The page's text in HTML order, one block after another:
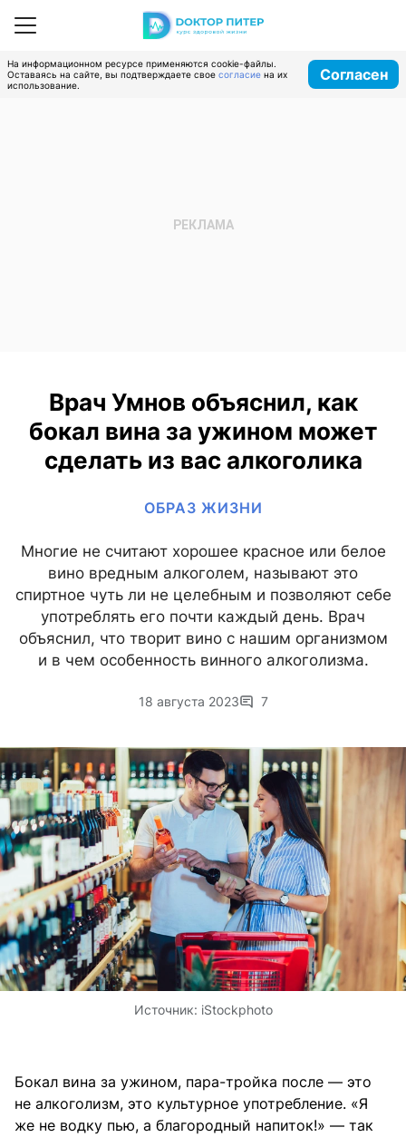
На информационном ресурсе применяются cookie-файлы.
Оставаясь на сайте, вы подтверждаете свое согласие на их
использование.
Согласен
Врач Умнов объяснил, как
бокал вина за ужином может
сделать из вас алкоголика
ОБРАЗ ЖИЗНИ
Многие не считают хорошее красное или белое
вино вредным алкоголем, называют это
спиртное чуть ли не целебным и позволяют себе
употреблять его почти каждый день. Врач
объяснил, что творит вино с нашим организмом
и в чем особенность винного алкоголизма.
18 августа 2023 7
Источник: iStockphoto
Бокал вина за ужином, пара-тройка после — это
не алкоголизм, это культурное употребление. «Я
же не водку пью, а благородный напиток!» — так